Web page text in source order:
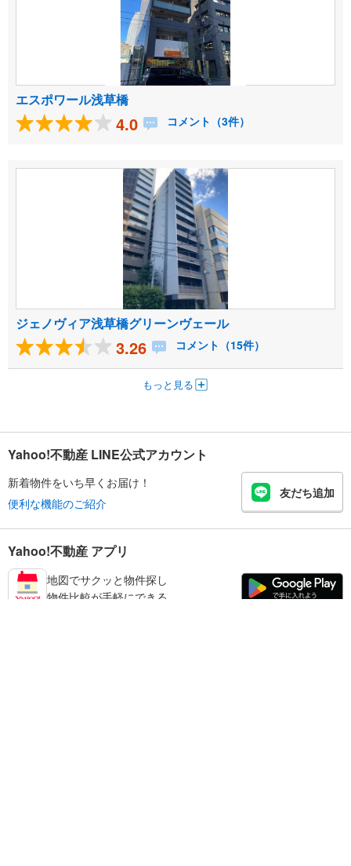
エスポワール浅草橋
4.0 コメント（3件）
ジェノヴィア浅草橋グリーンヴェール
3.26 コメント（15件）
もっと見る
Yahoo!不動産 LINE公式アカウント
新着物件をいち早くお届け！
便利な機能のご紹介
友だち追加
Yahoo!不動産 アプリ
地図でサクッと物件探し
物件比較が手軽にできる